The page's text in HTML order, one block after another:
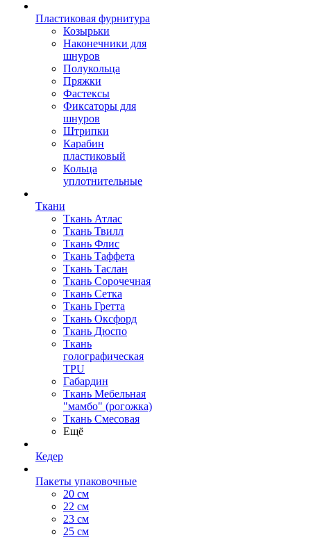
Пластиковая фурнитура
Козырьки
Наконечники для
шнуров
Полукольца
Пряжки
Фастексы
Фиксаторы для
шнуров
Штрипки
Карабин
пластиковый
Кольца
уплотнительные
Ткани
Ткань Атлас
Ткань Твилл
Ткань Флис
Ткань Таффета
Ткань Таслан
Ткань Сорочечная
Ткань Сетка
Ткань Гретта
Ткань Оксфорд
Ткань Дюспо
Ткань
голографическая
TPU
Габардин
Ткань Мебельная
"мамбо" (рогожка)
Ткань Смесовая
Ещё
Кедер
Пакеты упаковочные
20 см
22 см
23 см
25 см